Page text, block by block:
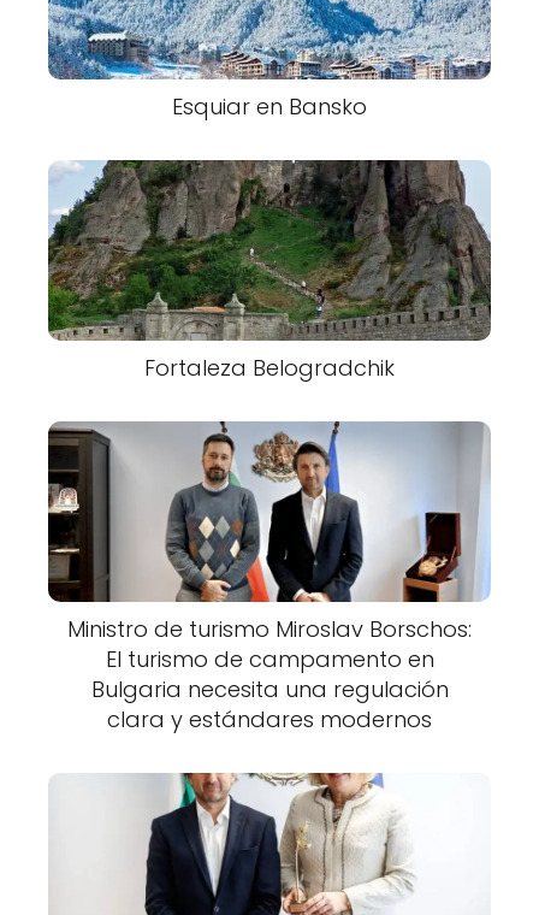
Esquiar en Bansko
Fortaleza Belogradchik
Ministro de turismo Miroslav Borschos:
El turismo de campamento en
Bulgaria necesita una regulación
clara y estándares modernos